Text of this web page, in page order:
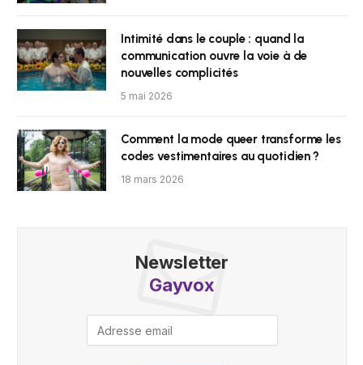
Intimité dans le couple : quand la
communication ouvre la voie à de
nouvelles complicités
5 mai 2026
Comment la mode queer transforme les
codes vestimentaires au quotidien ?
18 mars 2026
Newsletter
Gayvox